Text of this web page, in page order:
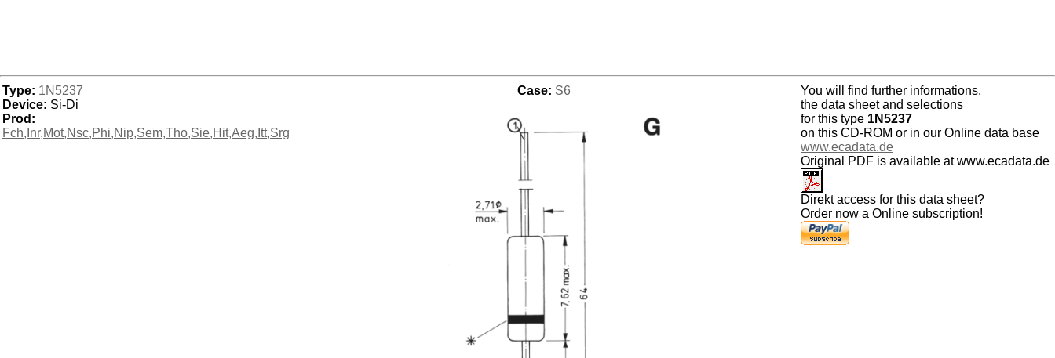
Type: 1N5237
Device: Si-Di
Prod:
Fch,Inr,Mot,Nsc,Phi,Nip,Sem,Tho,Sie,Hit,Aeg,Itt,Srg
Case: S6
You will find further informations,
the data sheet and selections
for this type 1N5237
on this CD-ROM or in our Online data base
www.ecadata.de
Original PDF is available at www.ecadata.de
Direkt access for this data sheet?
Order now a Online subscription!